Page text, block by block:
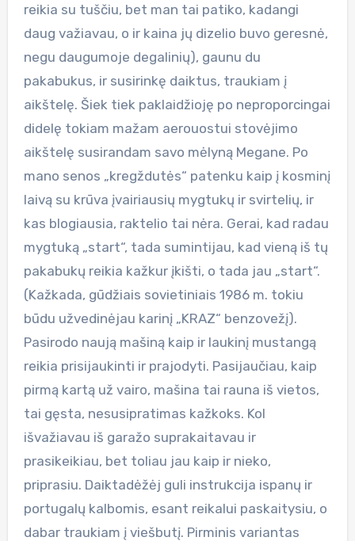
reikia su tuščiu, bet man tai patiko, kadangi
daug važiavau, o ir kaina jų dizelio buvo geresnė,
negu daugumoje degalinių), gaunu du
pakabukus, ir susirinkę daiktus, traukiam į
aikštelę. Šiek tiek paklaidžioję po neproporcingai
didelę tokiam mažam aerouostui stovėjimo
aikštelę susirandam savo mėlyną Megane. Po
mano senos „kregždutės“ patenku kaip į kosminį
laivą su krūva įvairiausių mygtukų ir svirtelių, ir
kas blogiausia, raktelio tai nėra. Gerai, kad radau
mygtuką „start“, tada sumintijau, kad vieną iš tų
pakabukų reikia kažkur įkišti, o tada jau „start“.
(Kažkada, gūdžiais sovietiniais 1986 m. tokiu
būdu užvedinėjau karinį „KRAZ“ benzovežį).
Pasirodo naują mašiną kaip ir laukinį mustangą
reikia prisijaukinti ir prajodyti. Pasijaučiau, kaip
pirmą kartą už vairo, mašina tai rauna iš vietos,
tai gęsta, nesusipratimas kažkoks. Kol
išvažiavau iš garažo suprakaitavau ir
prasikeikiau, bet toliau jau kaip ir nieko,
priprasiu. Daiktadėžėj guli instrukcija ispanų ir
portugalų kalbomis, esant reikalui paskaitysiu, o
dabar traukiam į viešbutį. Pirminis variantas